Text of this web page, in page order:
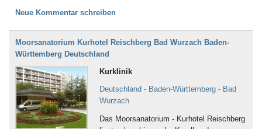
Neue Kommentar schreiben
Moorsanatorium Kurhotel Reischberg Bad Wurzach Baden-
Württemberg Deutschland
Kurklinik
Deutschland - Baden-Württemberg - Bad
Wurzach
Das Moorsanatorium - Kurhotel Reischberg